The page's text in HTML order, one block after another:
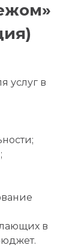
услуг в
в